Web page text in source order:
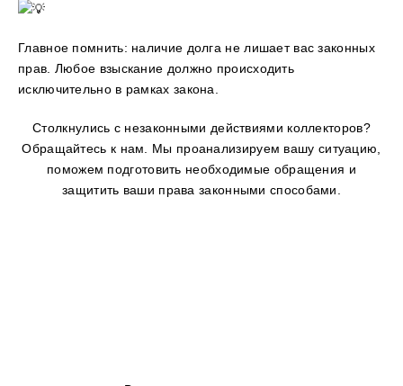
Главное помнить: наличие долга не лишает вас законных
прав. Любое взыскание должно происходить
исключительно в рамках закона.
Столкнулись с незаконными действиями коллекторов?
Обращайтесь к нам. Мы проанализируем вашу ситуацию,
поможем подготовить необходимые обращения и
защитить ваши права законными способами.